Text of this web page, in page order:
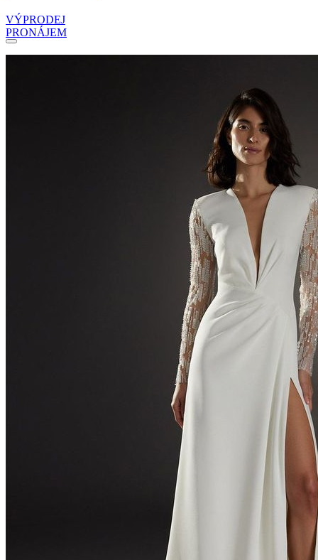
VÝPRODEJ
PRONÁJEM